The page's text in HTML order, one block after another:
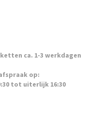
ca. 1-3 werkdagen
op:
tot uiterlijk 16:30